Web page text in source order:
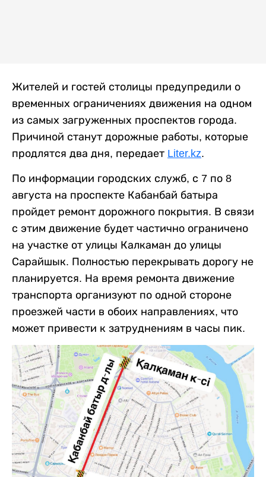
Жителей и гостей столицы предупредили о
временных ограничениях движения на одном
из самых загруженных проспектов города.
Причиной станут дорожные работы, которые
продлятся два дня, передает Liter.kz.
По информации городских служб, с 7 по 8
августа на проспекте Кабанбай батыра
пройдет ремонт дорожного покрытия. В связи
с этим движение будет частично ограничено
на участке от улицы Калкаман до улицы
Сарайшык. Полностью перекрывать дорогу не
планируется. На время ремонта движение
транспорта организуют по одной стороне
проезжей части в обоих направлениях, что
может привести к затруднениям в часы пик.